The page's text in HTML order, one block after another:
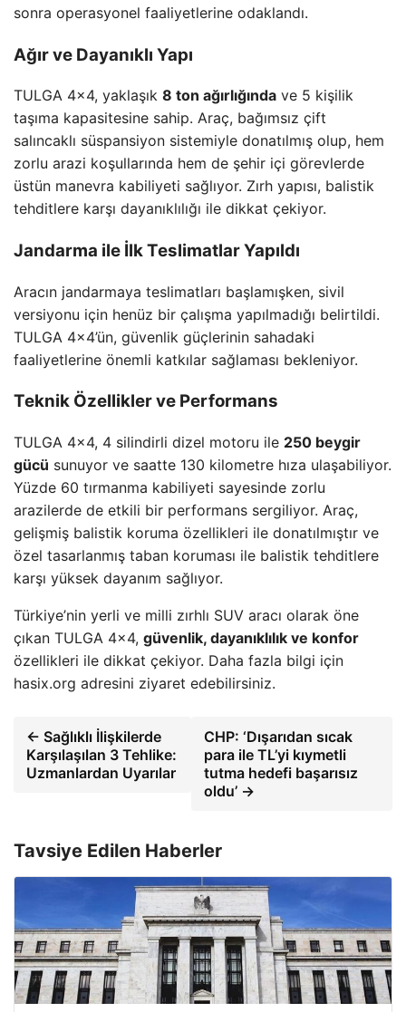
sonra operasyonel faaliyetlerine odaklandı.
Ağır ve Dayanıklı Yapı
TULGA 4×4, yaklaşık 8 ton ağırlığında ve 5 kişilik
taşıma kapasitesine sahip. Araç, bağımsız çift
salıncaklı süspansiyon sistemiyle donatılmış olup, hem
zorlu arazi koşullarında hem de şehir içi görevlerde
üstün manevra kabiliyeti sağlıyor. Zırh yapısı, balistik
tehditlere karşı dayanıklılığı ile dikkat çekiyor.
Jandarma ile İlk Teslimatlar Yapıldı
Aracın jandarmaya teslimatları başlamışken, sivil
versiyonu için henüz bir çalışma yapılmadığı belirtildi.
TULGA 4×4’ün, güvenlik güçlerinin sahadaki
faaliyetlerine önemli katkılar sağlaması bekleniyor.
Teknik Özellikler ve Performans
TULGA 4×4, 4 silindirli dizel motoru ile 250 beygir
gücü sunuyor ve saatte 130 kilometre hıza ulaşabiliyor.
Yüzde 60 tırmanma kabiliyeti sayesinde zorlu
arazilerde de etkili bir performans sergiliyor. Araç,
gelişmiş balistik koruma özellikleri ile donatılmıştır ve
özel tasarlanmış taban koruması ile balistik tehditlere
karşı yüksek dayanım sağlıyor.
Türkiye’nin yerli ve milli zırhlı SUV aracı olarak öne
çıkan TULGA 4×4, güvenlik, dayanıklılık ve konfor
özellikleri ile dikkat çekiyor. Daha fazla bilgi için
hasix.org adresini ziyaret edebilirsiniz.
← Sağlıklı İlişkilerde
Karşılaşılan 3 Tehlike:
Uzmanlardan Uyarılar
CHP: ‘Dışarıdan sıcak
para ile TL’yi kıymetli
tutma hedefi başarısız
oldu’ →
Tavsiye Edilen Haberler